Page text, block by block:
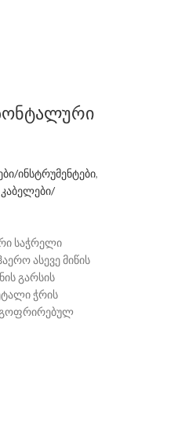
ინსტრუმენტები,
კაბელები/
საჭრელი
ასევე მიწის
გარსის
ჭრის
(გოფრირებულ